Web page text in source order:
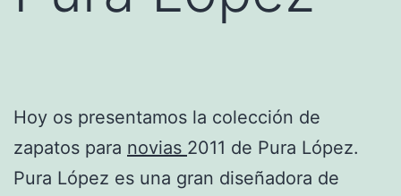
Hoy os presentamos la colección de
zapatos para novias 2011 de Pura López.
Pura López es una gran diseñadora de